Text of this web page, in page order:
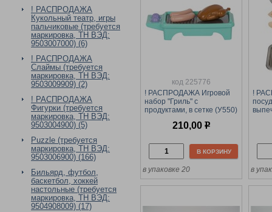
! РАСПРОДАЖА
Кукольный театр, игры
пальчиковые (требуется
маркировка, ТН ВЭД:
9503007000) (6)
! РАСПРОДАЖА
Слаймы (требуется
маркировка, ТН ВЭД:
9503009909) (2)
! РАСПРОДАЖА
Фигурки (требуется
маркировка, ТН ВЭД:
9503004900) (5)
Puzzle (требуется
маркировка, ТН ВЭД:
9503006900) (166)
Бильярд, футбол,
баскетбол, хоккей
настольные (требуется
маркировка, ТН ВЭД:
9504908009) (17)
код 225776
! РАСПРОДАЖА Игровой
набор "Гриль" с
продуктами, в сетке (У550)
210,00 р
В КОРЗИНУ
в упаковке 20
!
в